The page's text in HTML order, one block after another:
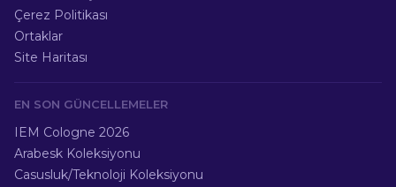
Çerez Politikası
Ortaklar
Site Haritası
EN SON GÜNCELLEMELER
IEM Cologne 2026
Arabesk Koleksiyonu
Casusluk/Teknoloji Koleksiyonu